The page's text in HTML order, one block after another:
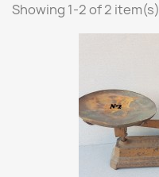
Showing 1-2 of 2 item(s)